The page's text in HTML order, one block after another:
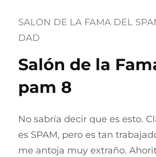
SALON DE LA FAMA DEL
DAD
Salón de la
pam 8
No sabría decir que es esto.
es SPAM, pero es tan
me antoja muy extraño.